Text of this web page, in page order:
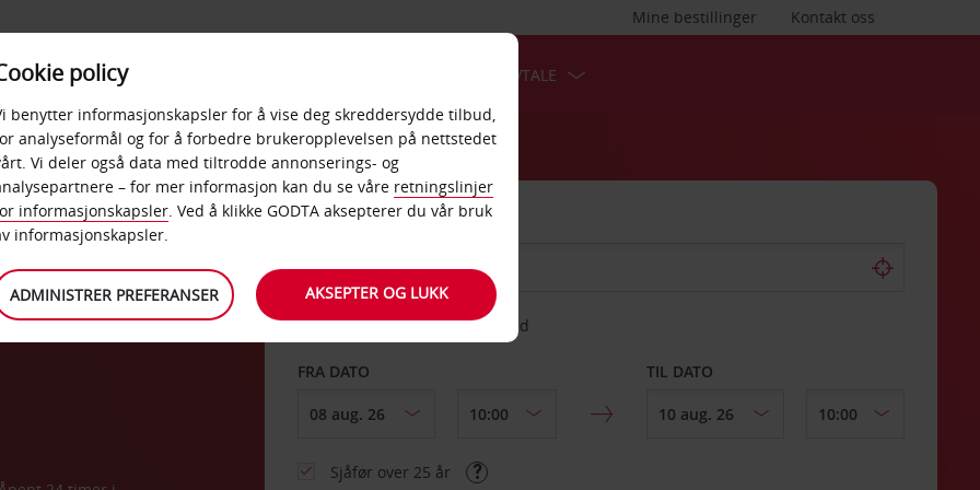
Kontakt oss
Mine bestillinger
PRODUKTER BEDRIFTSAVTALE
HENT FRA
Velg et annet leveringssted
FRA DATO TIL DATO
Sjåfør over 25 år
policy
benytter informasjonskapsler for å vise deg skreddersydde tilbud,
analyseformål og for å forbedre brukeropplevelsen på nettstedet
Vi deler også data med tiltrodde annonserings- og
– for mer informasjon kan du se våre retningslinjer
informasjonskapsler. Ved å klikke GODTA aksepterer du vår bruk
informasjonskapsler.
ADMINISTRER PREFERANSER AKSEPTER OG LUKK